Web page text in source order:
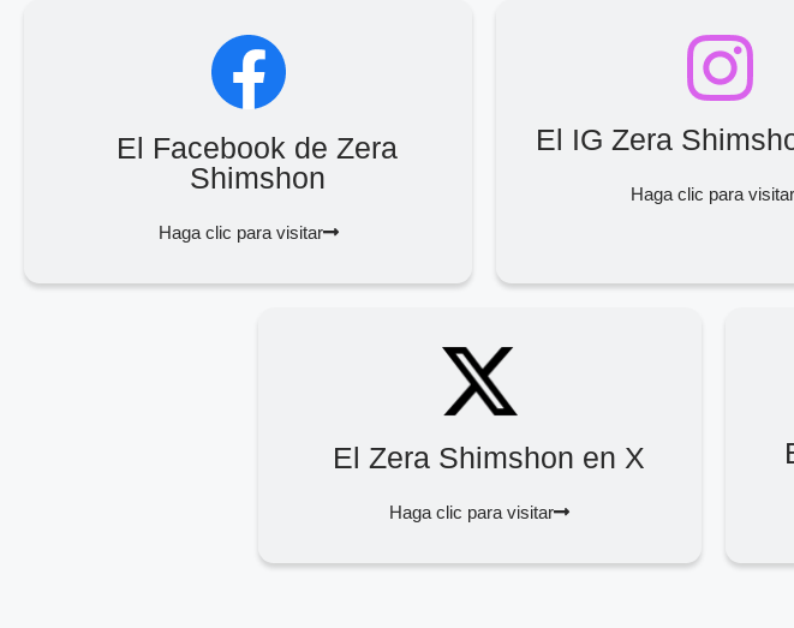
El Facebook de Zera
Shimshon
Haga clic para visitar
El IG Zera
Haga clic para visitar
El Zera Shimshon en X
Haga clic para visitar